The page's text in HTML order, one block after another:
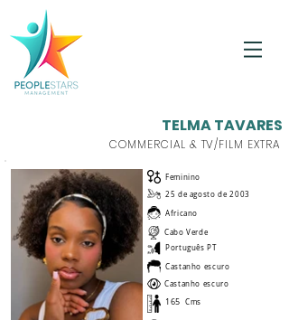
TELMA TAVARES
COMMERCIAL & TV/FILM EXTRA
Feminino
25 de agosto de 2003
Africano
Cabo Verde
Português PT
Castanho escuro
Castanho escuro
165 Cms